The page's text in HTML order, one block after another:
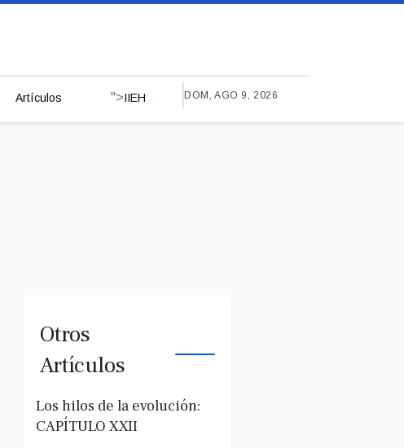
Artículos ">IIEH DOM, AGO 9, 2026
Otros
Artículos
Los hilos de la evolución:
CAPÍTULO XXII